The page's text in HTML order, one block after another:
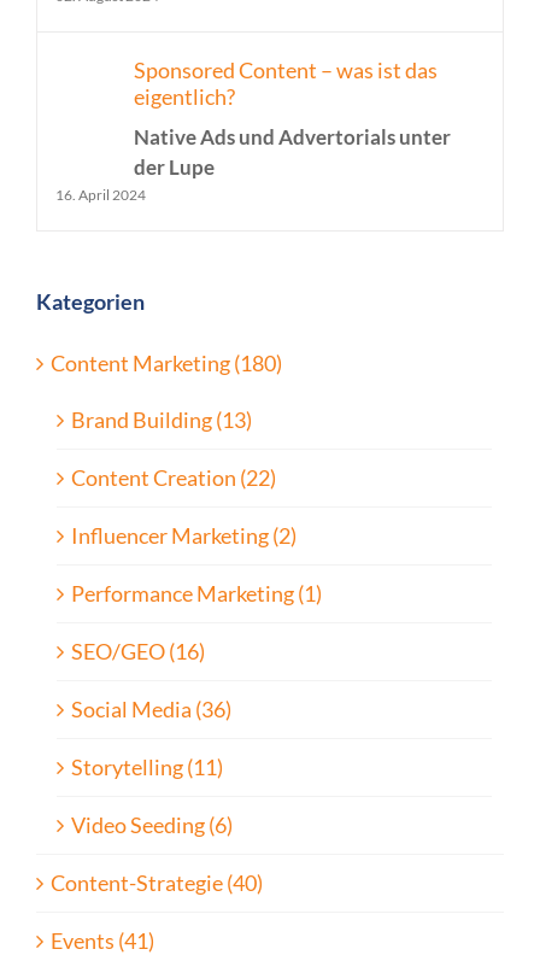
Sponsored Content – was ist das
eigentlich?
Native Ads und Advertorials unter
der Lupe
16. April 2024
Kategorien
Content Marketing (180)
Brand Building (13)
Content Creation (22)
Influencer Marketing (2)
Performance Marketing (1)
SEO/GEO (16)
Social Media (36)
Storytelling (11)
Video Seeding (6)
Content-Strategie (40)
Events (41)